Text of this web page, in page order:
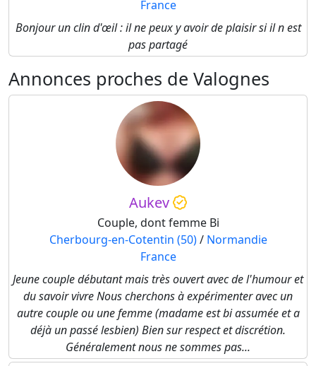
France
Bonjour un clin d'œil : il ne peux y avoir de plaisir si il n est
pas partagé
Annonces proches de Valognes
Aukev
Couple, dont femme Bi
Cherbourg-en-Cotentin (50)/ Normandie
France
Jeune couple débutant mais très ouvert avec de l'humour et
du savoir vivre Nous cherchons à expérimenter avec un
autre couple ou une femme (madame est bi assumée et a
déjà un passé lesbien) Bien sur respect et discrétion.
Généralement nous ne sommes pas...